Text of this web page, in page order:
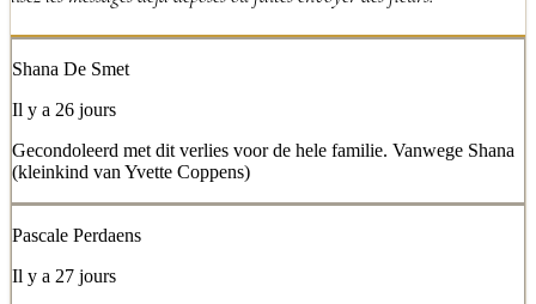
Shana De Smet
Il y a 26 jours
Gecondoleerd met dit verlies voor de hele familie. Vanwege Shana
(kleinkind van Yvette Coppens)
Pascale Perdaens
Il y a 27 jours